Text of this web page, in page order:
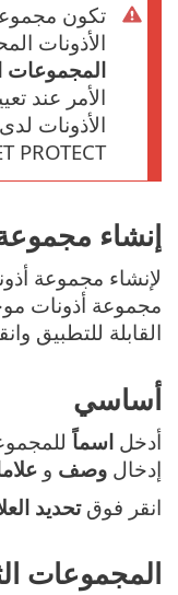
تكون
الأذونات
المجموعات
الأمر عند
الأذونات
PROTECT.
إنشاء
لإنشاء مجموعة
مجموعة أذونات
القابلة للتطبيق
أساسي
أدخل اسماً
إدخال وصف و
انقر فوقتحديد
المجموعات